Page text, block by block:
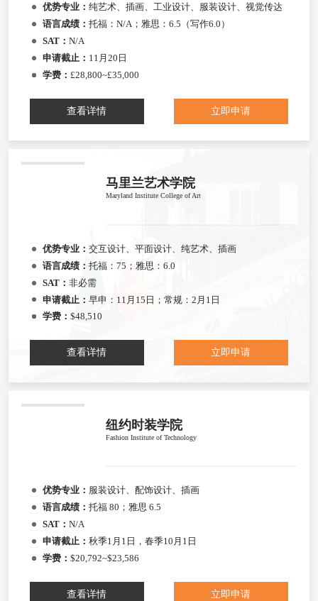
优势专业： 纯艺术、插画、工业设计、服装设计、视觉传达
语言成绩： 托福：N/A；雅思：6.5（写作6.0）
SAT： N/A
申请截止： 11月20日
学费： £28,800~£35,000
查看详情 立即申请
马里兰艺术学院
Maryland Institute College of Art
优势专业： 交互设计、平面设计、纯艺术、插画
语言成绩： 托福：75；雅思：6.0
SAT： 非必需
申请截止： 早申：11月15日；常规：2月1日
学费： $48,510
查看详情 立即申请
纽约时装学院
Fashion Institute of Technology
优势专业： 服装设计、配饰设计、插画
语言成绩： 托福 80；雅思 6.5
SAT： N/A
申请截止： 秋季1月1日，春季10月1日
学费： $20,792~$23,586
查看详情 立即申请